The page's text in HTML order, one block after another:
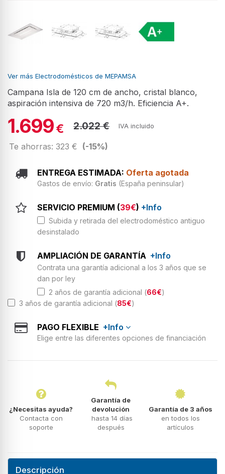
Ver más Electrodomésticos de MEPAMSA
Campana Isla de 120 cm de ancho, cristal blanco,
aspiración intensiva de 720 m3/h. Eficiencia A+.
1.699€ 2.022 € IVA incluido
Te ahorras: 323 € (-15%)
ENTREGA ESTIMADA: Oferta agotada
Gastos de envío: Gratis (España peninsular)
SERVICIO PREMIUM (39€) +Info
Subida y retirada del electrodoméstico antiguo
desinstalado
AMPLIACIÓN DE GARANTÍA +Info
Contrata una garantía adicional a los 3 años que se
dan por ley
2 años de garantía adicional (66€)
3 años de garantía adicional (85€)
PAGO FLEXIBLE +Info
Elige entre las diferentes opciones de financiación
¿Necesitas ayuda?
Contacta con
soporte
Garantía de
devolución
hasta 14 días
después
Garantía de 3 años
en todos los
artículos
Descripción